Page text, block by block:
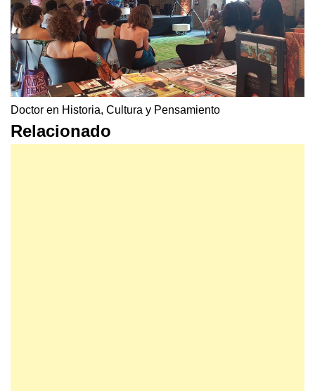
Doctor en Historia, Cultura y Pensamiento
Relacionado